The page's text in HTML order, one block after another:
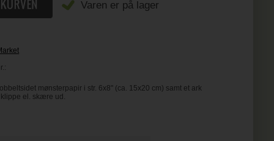
Varen er på lager
mønsterpapir i str. 6x8" (ca. 15x20 cm) samt et ark
el. skære ud.